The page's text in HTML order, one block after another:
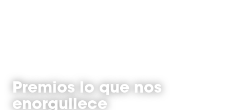
Premios lo que nos
enorgullece